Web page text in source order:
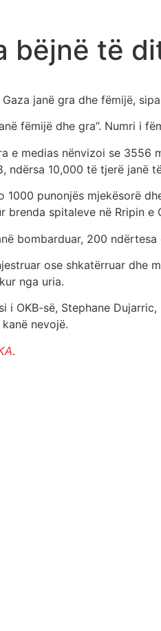
bëjnë të
janë gra dhe fëmijë,
fëmijë dhe gra”. Numri i
e medias nënvizoi se
ndërsa 10,000 të tjerë janë
1000 punonjës mjekësorë
brenda spitaleve në Rripin e
bombarduar, 200
ose shkatërruar
nga uria.
i OKB-së, Stephane
nevojë.
.